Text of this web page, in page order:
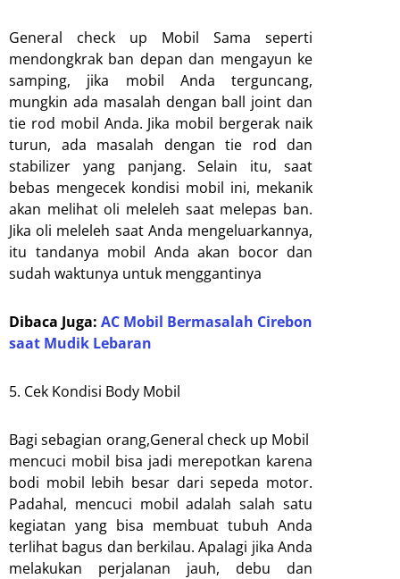
General check up Mobil Sama seperti
mendongkrak ban depan dan mengayun ke
samping, jika mobil Anda terguncang,
mungkin ada masalah dengan ball joint dan
tie rod mobil Anda. Jika mobil bergerak naik
turun, ada masalah dengan tie rod dan
stabilizer yang panjang. Selain itu, saat
bebas mengecek kondisi mobil ini, mekanik
akan melihat oli meleleh saat melepas ban.
Jika oli meleleh saat Anda mengeluarkannya,
itu tandanya mobil Anda akan bocor dan
sudah waktunya untuk menggantinya
Dibaca Juga: AC Mobil Bermasalah Cirebon
saat Mudik Lebaran
5. Cek Kondisi Body Mobil
Bagi sebagian orang,General check up Mobil
mencuci mobil bisa jadi merepotkan karena
bodi mobil lebih besar dari sepeda motor.
Padahal, mencuci mobil adalah salah satu
kegiatan yang bisa membuat tubuh Anda
terlihat bagus dan berkilau. Apalagi jika Anda
melakukan perjalanan jauh, debu dan